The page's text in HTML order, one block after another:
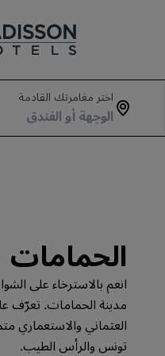
علاماتنا التجارية
اختر مغامرتك القادمة
الحمامات
انعم بالاسترخاء على
مدينة الحمامات. تعرّف
العثماني والاستعماري
تونس والرأس الطيب.